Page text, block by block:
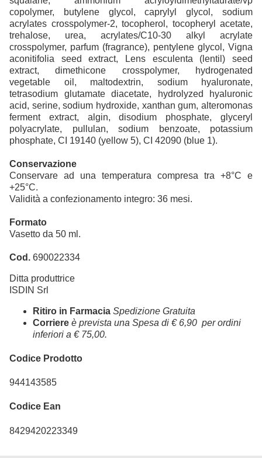
copolymer, butylene glycol, caprylyl glycol, sodium
acrylates crosspolymer-2, tocopherol, tocopheryl acetate,
trehalose, urea, acrylates/C10-30 alkyl acrylate
crosspolymer, parfum (fragrance), pentylene glycol, Vigna
aconitifolia seed extract, Lens esculenta (lentil) seed
extract, dimethicone crosspolymer, hydrogenated
vegetable oil, maltodextrin, sodium hyaluronate,
tetrasodium glutamate diacetate, hydrolyzed hyaluronic
acid, serine, sodium hydroxide, xanthan gum, alteromonas
ferment extract, algin, disodium phosphate, glyceryl
polyacrylate, pullulan, sodium benzoate, potassium
phosphate, CI 19140 (yellow 5), CI 42090 (blue 1).
Conservazione
Conservare ad una temperatura compresa tra +8°C e
+25°C.
Validità a confezionamento integro: 36 mesi.
Formato
Vasetto da 50 ml.
Cod. 690022334
Ditta produttrice
ISDIN Srl
Ritiro in Farmacia Spedizione Gratuita
Corriere è prevista una Spesa di € 6,90 per ordini
inferiori a € 75,00.
Codice Prodotto
944143585
Codice Ean
8429420223349